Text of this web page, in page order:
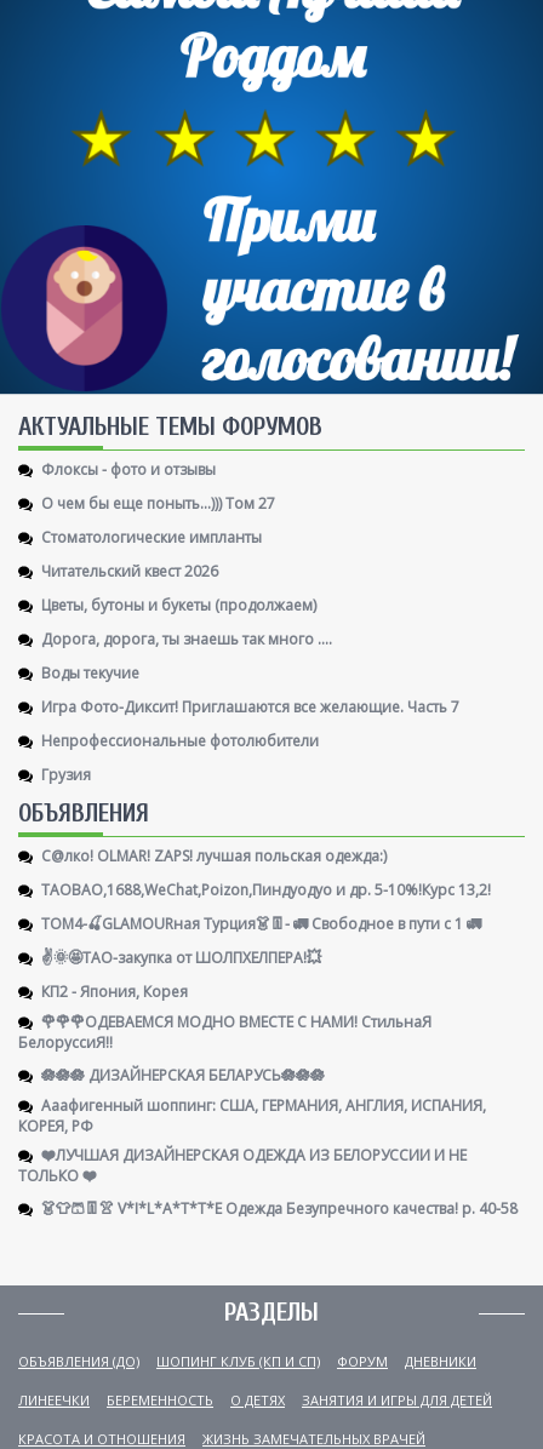
AКТУАЛЬНЫЕ ТЕМЫ ФОРУМОВ
Флоксы - фото и отзывы
О чем бы еще поныть...))) Том 27
Стоматологические импланты
Читательский квест 2026
Цветы, бутоны и букеты (продолжаем)
Дорога, дорога, ты знаешь так много ....
Воды текучие
Игра Фото-Диксит! Приглашаются все желающие. Часть 7
Непрофессиональные фотолюбители
Грузия
ОБЪЯВЛЕНИЯ
С@лко! OLMAR! ZAPS! лучшая польская одежда:)
TAOBAO,1688,WeChat,Poizon,Пиндуодуо и др. 5-10%!Курс 13,2!
ТОМ4-🍒GLAMOURная Турция👗👖- 🚛 Свободное в пути с 1 🚛
✌️🌞🤩ТАО-закупка от ШОЛПХЕЛПЕРА!💥
КП2 - Япония, Корея
🌹🌹🌹ОДЕВАЕМСЯ МОДНО ВМЕСТЕ С НАМИ! СтильнаЯ
БелоруссиЯ‼
🪷🪷🪷 ДИЗАЙНЕРСКАЯ БЕЛАРУСЬ🪷🪷🪷
Ааафигенный шоппинг: США, ГЕРМАНИЯ, АНГЛИЯ, ИСПАНИЯ,
КОРЕЯ, РФ
❤️ЛУЧШАЯ ДИЗАЙНЕРСКАЯ ОДЕЖДА ИЗ БЕЛОРУССИИ И НЕ
ТОЛЬКО ❤️
👗👕🩳👖👚 V*I*L*A*T*T*E Одежда Безупречного качества! р. 40-58
РАЗДЕЛЫ
ОБЪЯВЛЕНИЯ (ДО) ШОПИНГ КЛУБ (КП И СП) ФОРУМ ДНЕВНИКИ
ЛИНЕЕЧКИ БЕРЕМЕННОСТЬ О ДЕТЯХ ЗАНЯТИЯ И ИГРЫ ДЛЯ ДЕТЕЙ
КРАСОТА И ОТНОШЕНИЯ ЖИЗНЬ ЗАМЕЧАТЕЛЬНЫХ ВРАЧЕЙ